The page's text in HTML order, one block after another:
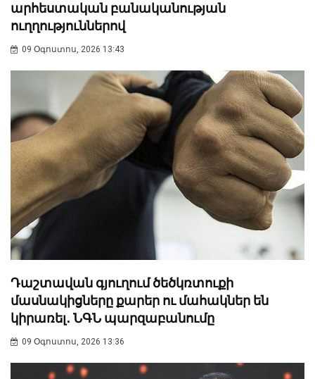
արհեստական բանականության
ուղղություններով
09 Օգոստոս, 2026 13:43
Դաշտավան գյուղում ծեծկռտուքի
մասնակիցները քարեր ու մահակներ են
կիրառել․ ՆԳՆ պարզաբանումը
09 Օգոստոս, 2026 13:36